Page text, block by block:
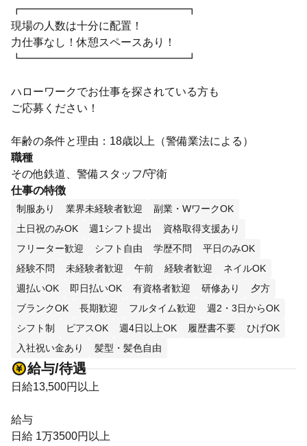
┏━━━━━━━━━━━━━━━┓
現場の人数は十分に配置！
力仕事なし！休憩スペースあり！
┗━━━━━━━━━━━━━━━┛
ハローワークでお仕事を探されている方も
ご応募ください！
年齢の条件と理由：18歳以上（警備業法による）
職種
その他鉄道、警備スタッフ/守衛
仕事の特徴
制服あり 業界未経験者歓迎
副業・WワークOK
土日祝のみOK
週1シフト提出
資格取得支援あり
フリーター歓迎
シフト自由 学歴不問
平日のみOK
経験不問
未経験者歓迎 午前 経験者歓迎
ネイルOK
週払いOK
即日払いOK 有資格者歓迎 研修あり
夕方
ブランクOK
長期歓迎 フルタイム歓迎
週2・3日からOK
シフト制
ピアスOK 週4日以上OK 履歴書不要
ひげOK
入社祝い金あり
髪型・髪色自由
給与/待遇
日給13,500円以上
給与
日給 1万3500円以上